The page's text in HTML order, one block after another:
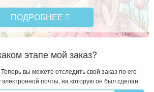
ПОДРОБНЕЕ
этапе мой заказ?
вы можете отследить свой заказ по его
почты, на которую он был сделан: